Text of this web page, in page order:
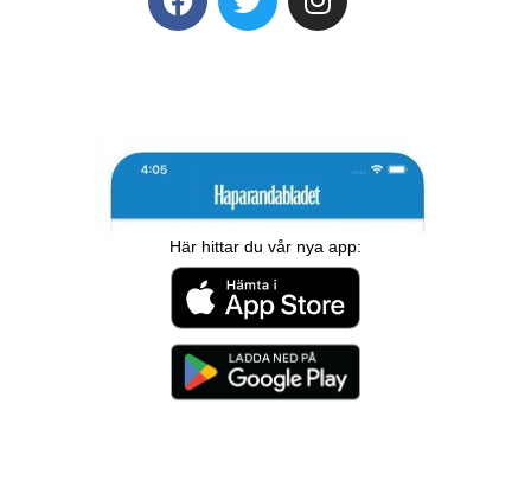
Här hittar du vår nya app: